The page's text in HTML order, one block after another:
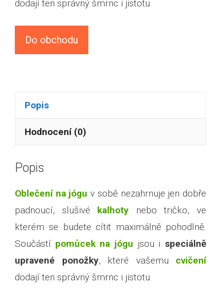
dodají ten správný šmrnc i jistotu.
Do obchodu
Popis
Hodnocení (0)
Popis
Oblečení na jógu v sobě nezahrnuje jen dobře
padnoucí, slušivé kalhoty nebo tričko, ve
kterém se budete cítit maximálně pohodlně.
Součástí pomůcek na jógu jsou i speciálně
upravené ponožky, které vašemu cvičení
dodají ten správný šmrnc i jistotu.